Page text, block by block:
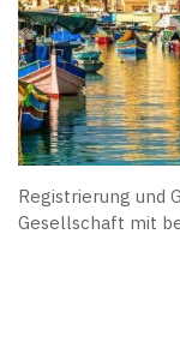
Registrierung und
Gesellschaft mit